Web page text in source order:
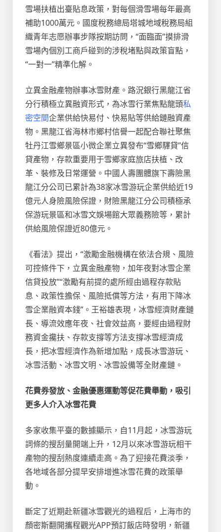
雪場扶植出臺貼息政策，對每個滑雪場每年最高
補助1000萬元。國度稅務總局塔城地域稅務局組
織青年志愿辦事步隊按期訪問，“面臨面”摸排滑
雪場內個別工商戶碰到的涉稅堵點與政策盲點，
“一對一”精準化解。
立異金融產物辦事冰雪財產。路況銀行黑龍江省
分行積極立異融資形式，為冰雪行業焦點龍頭私
密空間企業供給快易付、快易貼等供給鏈融資產
物。黑龍江省海林市鄉村信譽一起配合聯社聚焦
牡丹江雪鄉景區小微企業立異發布“雪鄉驛貸”信
貸產物，存款重要用于雪鄉家庭旅店扶植、改
革、裝修及日常運營。中國人壽團體旗下壽險黑
龍江分公司已累計為38家冰雪游玩企業供給近19
億元人身險風險保證，財險黑龍江分公司積極承
保游玩景區和冰雪文娛場館大眾義務險等，累計
供給風險保證近80億元。
《看法》提出，“激勵金融機構在依法合規、風險
可控條件下，立異金融產物，加年夜對冰雪企業
信貸投放”“激勵有前提的處所經由過程存款貼
息、政策性擔保、風險抵償等方法，有用下降冰
雪企業融資本錢”。王裕雄表現，冰雪經濟財產鏈
長、導流效應年夜、社會效益高，要經由過程財
務資金攙扶、存款支撐等方法支撐冰雪經濟成
長，把冰雪經濟作為新增加點，成長冰雪游玩、
冰雪活動、冰雪文明、冰雪設備等全財產鏈。
花費券發放、金融優惠運動等促花費舉動，吸引
更多人介入冰雪花費
多家收集平臺的數據顯示，自11月起，冰雪游玩
詞條的搜刮量開端上升，12月以來冰雪游玩相干
產物的搜刮熱度連續走高。為了迎接花費淡季，
各地域各部分提早安排增進冰雪花費的政策舉
動。
斷定了近期赴新疆冰雪觀光的過程后，上海市的
顏密斯翻開攜程觀光APP預訂飯店時發明，新疆